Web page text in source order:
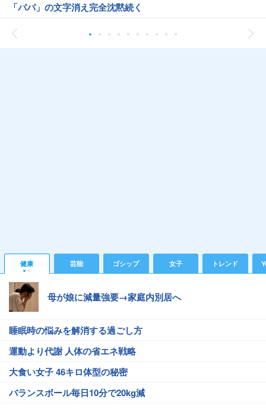
「パパ」の文字消え完全沈黙続く
健康 芸能 ゴシップ 女子 トレンド
母が娘に減量強要→家庭内別居へ
睡眠時の悩みを解消する過ごし方
運動より代謝 人体の省エネ戦略
大食い女子 46キロ体型の秘密
バランスボール毎日10分で20kg減